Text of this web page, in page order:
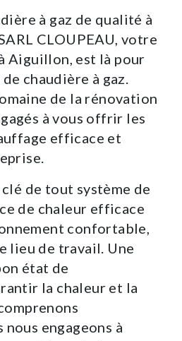
à gaz de qualité à
CLOUPEAU, votre
Aiguillon, est là pour
chaudière à gaz.
de la rénovation
à vous offrir les
efficace et
de tout système de
de chaleur efficace
confortable,
lieu de travail. Une
état de
la chaleur et la
engageons à